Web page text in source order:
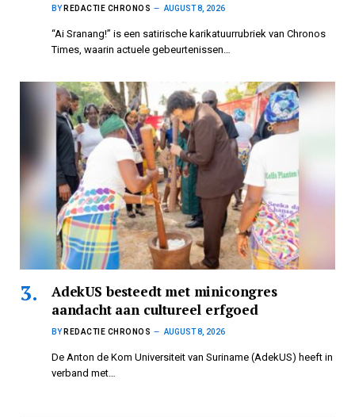
BY REDACTIE CHRONOS AUGUST 8, 2026
“Ai Sranang!” is een satirische karikatuurrubriek van Chronos
Times, waarin actuele gebeurtenissen…
AdekUS besteedt met minicongres
aandacht aan cultureel erfgoed
BY REDACTIE CHRONOS AUGUST 8, 2026
De Anton de Kom Universiteit van Suriname (AdekUS) heeft in
verband met…